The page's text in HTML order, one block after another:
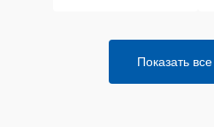
Показать